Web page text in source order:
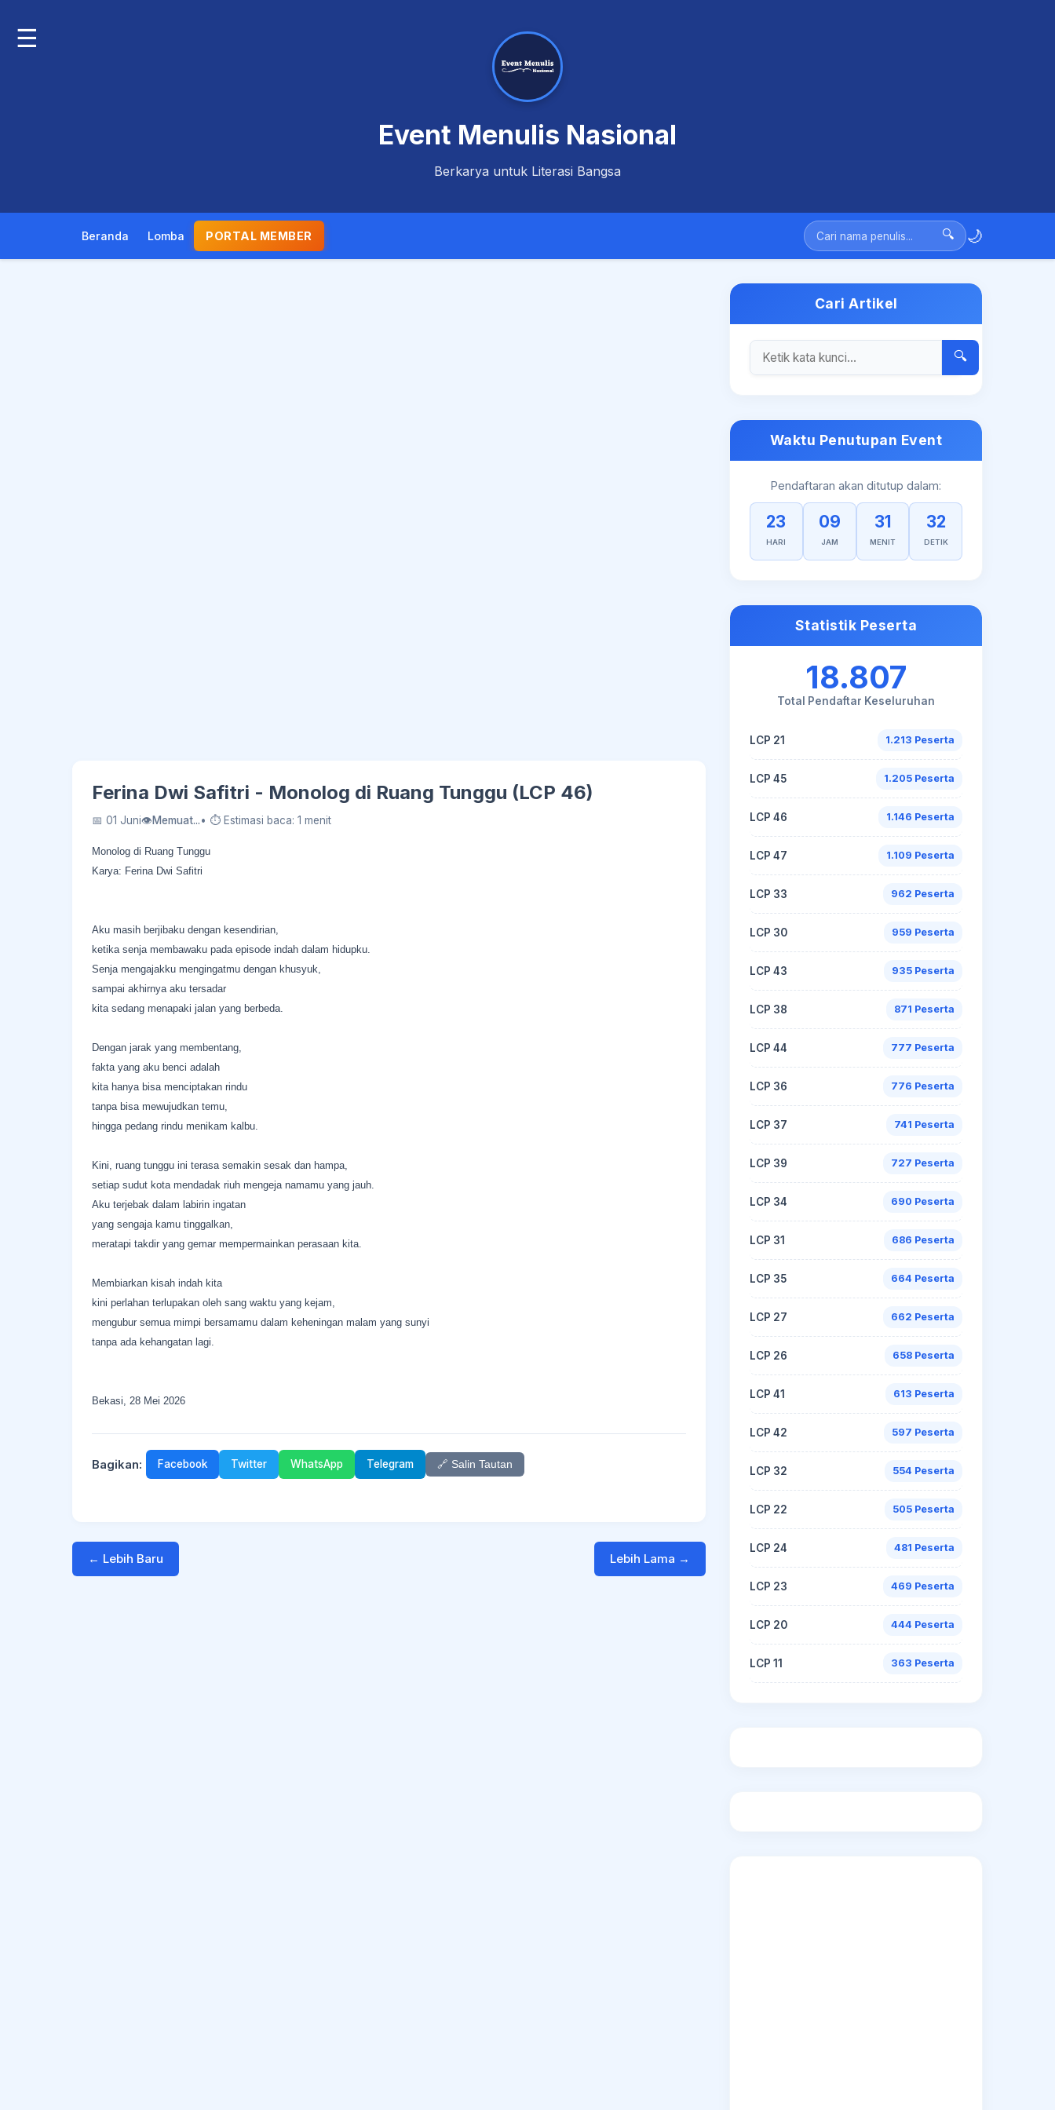
☰
Event Menulis Nasional
Berkarya untuk Literasi Bangsa
Beranda Lomba PORTAL MEMBER 🔍 🌙
Ferina Dwi Safitri - Monolog di Ruang Tunggu (LCP 46)
📅 01 Juni👁Memuat...• ⏱ Estimasi baca: 1 menit
Monolog di Ruang Tunggu
Karya: Ferina Dwi Safitri
Aku masih berjibaku dengan kesendirian,
ketika senja membawaku pada episode indah dalam hidupku.
Senja mengajakku mengingatmu dengan khusyuk,
sampai akhirnya aku tersadar
kita sedang menapaki jalan yang berbeda.
Dengan jarak yang membentang,
fakta yang aku benci adalah
kita hanya bisa menciptakan rindu
tanpa bisa mewujudkan temu,
hingga pedang rindu menikam kalbu.
Kini, ruang tunggu ini terasa semakin sesak dan hampa,
setiap sudut kota mendadak riuh mengeja namamu yang jauh.
Aku terjebak dalam labirin ingatan
yang sengaja kamu tinggalkan,
meratapi takdir yang gemar mempermainkan perasaan kita.
Membiarkan kisah indah kita
kini perlahan terlupakan oleh sang waktu yang kejam,
mengubur semua mimpi bersamamu dalam keheningan malam yang sunyi
tanpa ada kehangatan lagi.
Bekasi, 28 Mei 2026
Bagikan: Facebook Twitter WhatsApp Telegram 🔗 Salin Tautan
← Lebih Baru Lebih Lama →
Cari Artikel
🔍
Waktu Penutupan Event
Pendaftaran akan ditutup dalam:
23
HARI
09
JAM
31
MENIT
31
DETIK
Statistik Peserta
18.807
Total Pendaftar Keseluruhan
LCP 21 1.213 Peserta
LCP 45 1.205 Peserta
LCP 46 1.146 Peserta
LCP 47 1.109 Peserta
LCP 33 962 Peserta
LCP 30 959 Peserta
LCP 43 935 Peserta
LCP 38 871 Peserta
LCP 44 777 Peserta
LCP 36 776 Peserta
LCP 37 741 Peserta
LCP 39 727 Peserta
LCP 34 690 Peserta
LCP 31 686 Peserta
LCP 35 664 Peserta
LCP 27 662 Peserta
LCP 26 658 Peserta
LCP 41 613 Peserta
LCP 42 597 Peserta
LCP 32 554 Peserta
LCP 22 505 Peserta
LCP 24 481 Peserta
LCP 23 469 Peserta
LCP 20 444 Peserta
LCP 11 363 Peserta